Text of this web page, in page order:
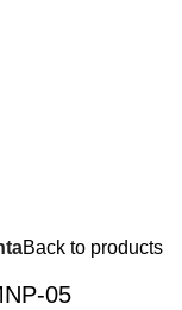
Back to products
05